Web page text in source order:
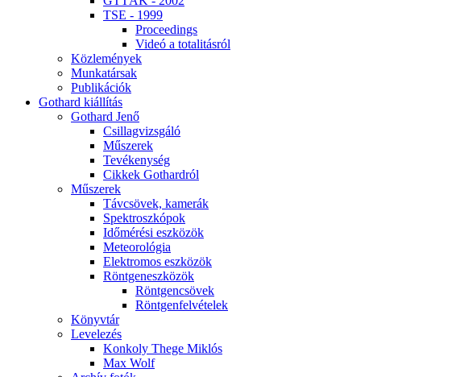
TSE - 1999
Pro­ce­e­dings
Vi­deó a to­ta­li­tás­ról
Köz­le­mé­nyek
Mun­ka­tár­sak
Pub­li­ká­ci­ók
Got­hard ki­ál­lí­tás
Got­hard Je­nő
Csil­lag­vizs­gá­ló
Mű­sze­rek
Te­vé­keny­ség
Cik­kek Got­hard­ról
Mű­sze­rek
Táv­csö­vek, ka­me­rák
Spekt­rosz­kó­pok
Idő­mé­ré­si esz­kö­zök
Me­te­o­ro­ló­gia
Elekt­ro­mos esz­kö­zök
Rönt­gen­esz­kö­zök
Rönt­gen­csö­vek
Rönt­gen­fel­vé­te­lek
Könyv­tár
Le­ve­le­zés
Kon­koly The­ge Mik­lós
Max Wolf